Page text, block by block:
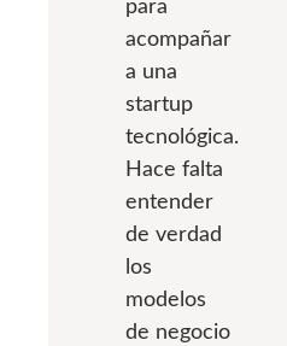
acompañar
a una
startup
tecnológica.
Hace falta
entender
de verdad
los
modelos
de negocio